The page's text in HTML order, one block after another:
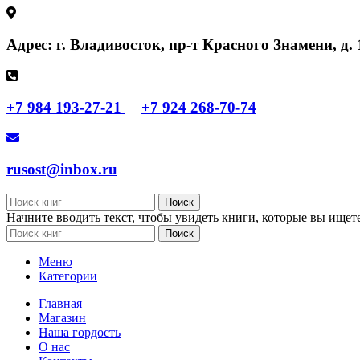
Адрес: г. Владивосток, пр-т Красного Знамени, д.
+7 984 193-27-21 +7 924 268-70-74
rusost@inbox.ru
Поиск
Начните вводить текст, чтобы увидеть книги, которые вы
Поиск
Меню
Категории
Главная
Магазин
Наша гордость
О нас